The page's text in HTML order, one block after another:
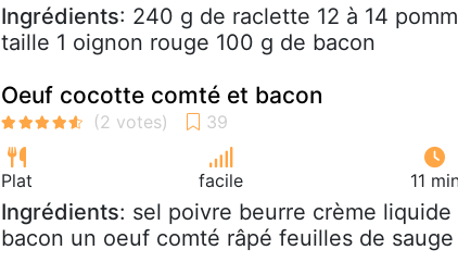
Ingrédients: 240 g de raclette 12 à 14
taille 1 oignon rouge 100 g de bacon
Oeuf cocotte comté et bacon
Plat facile 11
Ingrédients: sel poivre beurre crème
bacon un oeuf comté râpé feuilles de sauge